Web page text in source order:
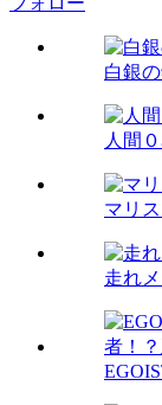
白銀
人間
マリ
走れ